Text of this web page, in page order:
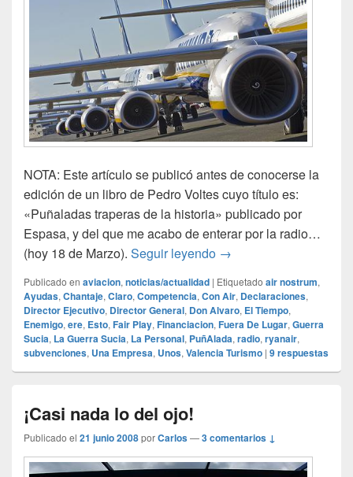
NOTA: Este artículo se publicó antes de conocerse la
edición de un libro de Pedro Voltes cuyo título es:
«Puñaladas traperas de la historia» publicado por
Espasa, y del que me acabo de enterar por la radio…
(hoy 18 de Marzo). Seguir leyendo ¡Puñaladas traperas…!
→
Publicado en aviacion, noticias/actualidad | Etiquetado air nostrum,
Ayudas, Chantaje, Claro, Competencia, Con Air, Declaraciones,
Director Ejecutivo, Director General, Don Alvaro, El Tiempo,
Enemigo, ere, Esto, Fair Play, Financiacion, Fuera De Lugar, Guerra
Sucia, La Guerra Sucia, La Personal, PuñAlada, radio, ryanair,
subvenciones, Una Empresa, Unos, Valencia Turismo | 9respuestas
¡Casi nada lo del ojo!
Publicado el 21 junio 2008porCarlos—3 comentarios ↓